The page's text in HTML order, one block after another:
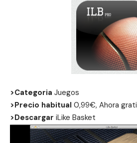
>Categoria Juegos
>Precio habitual 0,99€, Ahora
>Descargar iLike Basket